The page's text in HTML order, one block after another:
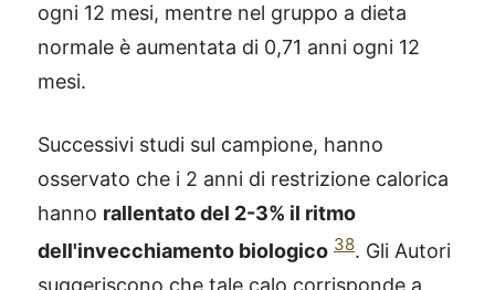
ogni 12 mesi, mentre nel gruppo a dieta
normale è aumentata di 0,71 anni ogni 12
mesi.
Successivi studi sul campione, hanno
osservato che i 2 anni di restrizione calorica
hanno rallentato del 2-3% il ritmo
dell'invecchiamento biologico 38. Gli Autori
suggeriscono che tale calo corrisponde a